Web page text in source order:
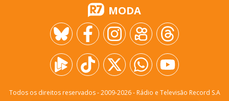
MODA
Todos os direitos reservados - 2009-2026- Rádio e Televisão Record S.A